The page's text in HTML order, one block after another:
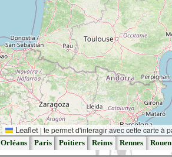
Leaflet | te permet d'interagir avec cette carte à
Orléans Paris Poitiers Reims Rennes Rouen